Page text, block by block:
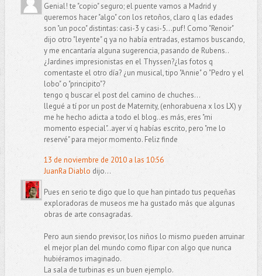
Genial! te "copio" seguro; el puente vamos a Madrid y
queremos hacer "algo" con los retoños, claro q las edades
son "un poco" distintas: casi-3 y casi-5...puf! Como "Renoir"
dijo otro "leyente" q ya no había entradas, estamos buscando,
y me encantaría alguna sugerencia, pasando de Rubens..
¿Jardines impresionistas en el Thyssen?¿las fotos q
comentaste el otro día? ¿un musical, tipo "Annie" o "Pedro y el
lobo" o "principito"?
tengo q buscar el post del camino de chuches...
llegué a tí por un post de Maternity, (enhorabuena x los LX) y
me he hecho adicta a todo el blog..es más, eres "mi
momento especial"..ayer ví q habías escrito, pero "me lo
reservé" para mejor momento. Feliz finde
13 de noviembre de 2010 a las 10:56
JuanRa Diablo dijo...
Pues en serio te digo que lo que han pintado tus pequeñas
exploradoras de museos me ha gustado más que algunas
obras de arte consagradas.
Pero aun siendo previsor, los niños lo mismo pueden arruinar
el mejor plan del mundo como flipar con algo que nunca
hubiéramos imaginado.
La sala de turbinas es un buen ejemplo.